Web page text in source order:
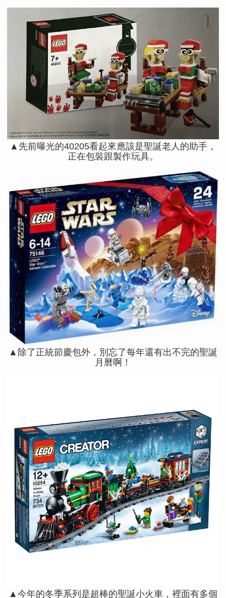
▲先前曝光的40205看起來應該是聖誕老人的助手，
正在包裝跟製作玩具。
▲除了正統節慶包外，別忘了每年還有出不完的聖誕
月曆啊！
▲今年的冬季系列是超棒的聖誕小火車，裡面有多個